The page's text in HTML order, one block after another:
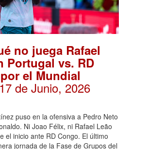
no juega Rafael
Portugal vs. RD
el Mundial
de Junio, 2026
puso en la ofensiva a Pedro Neto
Ni Joao Félix, ni Rafael Leão
el inicio ante RD Congo. El último
jornada de la Fase de Grupos del